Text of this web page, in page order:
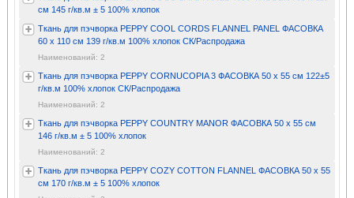
см 145 г/кв.м ± 5 100% хлопок
Ткань для пэчворка PEPPY COOL CORDS FLANNEL PANEL ФАСОВКА
60 x 110 см 139 г/кв.м 100% хлопок СК/Распродажа
Наименований: 2
Ткань для пэчворка PEPPY CORNUCOPIA 3 ФАСОВКА 50 x 55 см 122±5
г/кв.м 100% хлопок СК/Распродажа
Наименований: 2
Ткань для пэчворка PEPPY COUNTRY MANOR ФАСОВКА 50 x 55 см
146 г/кв.м ± 5 100% хлопок
Наименований: 2
Ткань для пэчворка PEPPY COZY COTTON FLANNEL ФАСОВКА 50 x 55
см 170 г/кв.м ± 5 100% хлопок